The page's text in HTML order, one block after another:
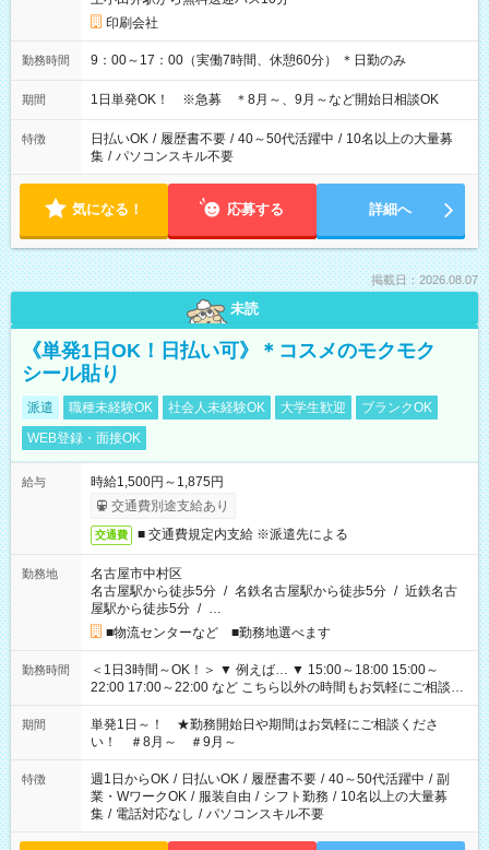
印刷会社
勤務時間 9：00～17：00（実働7時間、休憩60分） ＊日勤のみ
期間 1日単発OK！ ※急募 ＊8月～、9月～など開始日相談OK
特徴 日払いOK / 履歴書不要 / 40～50代活躍中 / 10名以上の大量募
集 / パソコンスキル不要
気になる！ 応募する 詳細へ
掲載日：2026.08.07
未読
《単発1日OK！日払い可》＊コスメのモクモク
シール貼り
派遣 職種未経験OK 社会人未経験OK 大学生歓迎
ブランクOK
WEB登録・面接OK
給与
時給1,500円～1,875円
交通費別途支給あり
交通費 ■ 交通費規定内支給 ※派遣先による
勤務地
名古屋市中村区
名古屋駅から徒歩5分 / 名鉄名古屋駅から徒歩5分 / 近鉄名古
屋駅から徒歩5分 / …
■物流センターなど ■勤務地選べます
勤務時間
＜1日3時間～OK！＞ ▼ 例えば… ▼ 15:00～18:00 15:00～
22:00 17:00～22:00 など こちら以外の時間もお気軽にご相談く
ださい！
期間
単発1日～！ ★勤務開始日や期間はお気軽にご相談くださ
い！ ＃8月～ ＃9月～
特徴 週1日からOK / 日払いOK / 履歴書不要 / 40～50代活躍中 / 副
業・WワークOK / 服装自由 / シフト勤務 / 10名以上の大量募
集 / 電話対応なし / パソコンスキル不要